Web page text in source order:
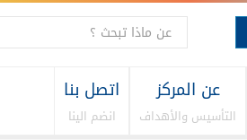
عن المركز
التأسيس والأهداف
اتصل بنا
انضم الينا